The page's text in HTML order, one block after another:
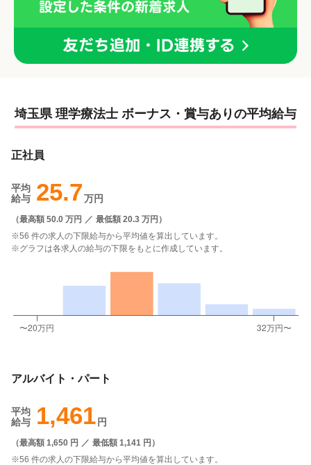
埼玉県 理学療法士 ボーナス・賞与ありの平均給与
正社員
平均
給与 25.7万円
（最高額 50.0 万円 ／ 最低額 20.3 万円 ）
※56 件の求人の下限給与から平均値を算出しています。
※グラフは各求人の給与の下限をもとに作成しています。
アルバイト・パート
平均
給与
1,461 円
（最高額 1,650 円 ／ 最低額 1,141 円 ）
※56 件の求人の下限給与から平均値を算出しています。